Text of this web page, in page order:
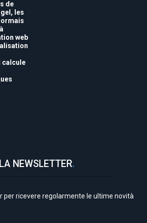
de
les
web
calcule
NEWSLETTER.
per ricevere regolarmente le ultime novità